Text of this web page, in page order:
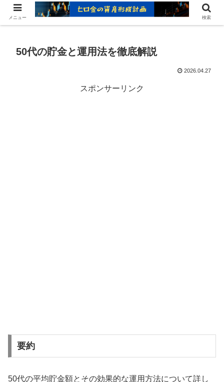
ヒロ金の資産形成レシピ：賢いお金の増やし方
50代の貯金と運用法を徹底解説
2026.04.27
スポンサーリンク
要約
50代の平均貯金額とその効果的な運用方法について詳し
メニュー 検索